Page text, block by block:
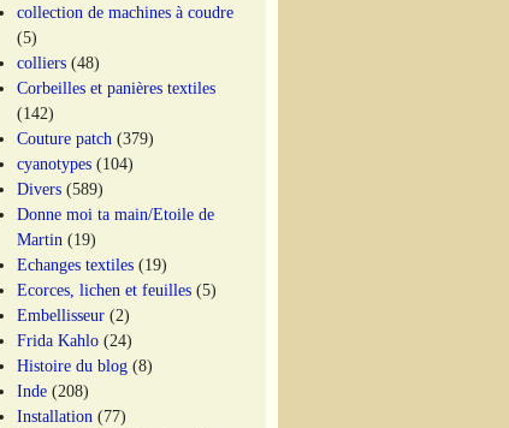
collection de machines à coudre
(5)
colliers (48)
Corbeilles et panières textiles
(142)
Couture patch (379)
cyanotypes (104)
Divers (589)
Donne moi ta main/Etoile de
Martin (19)
Echanges textiles (19)
Ecorces, lichen et feuilles (5)
Embellisseur (2)
Frida Kahlo (24)
Histoire du blog (8)
Inde (208)
Installation (77)